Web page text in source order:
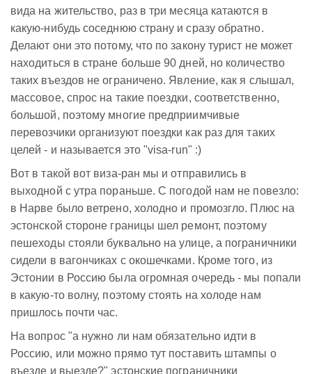
вида на жительство, раз в три месяца катаются в
какую-нибудь соседнюю страну и сразу обратно.
Делают они это потому, что по закону турист не может
находиться в стране больше 90 дней, но количество
таких въездов не ограничено. Явление, как я слышал,
массовое, спрос на такие поездки, соответственно,
большой, поэтому многие предприимчивые
перевозчики организуют поездки как раз для таких
целей - и называется это "visa-run" :)
Вот в такой вот виза-ран мы и отправились в
выходной с утра пораньше. С погодой нам не повезло:
в Нарве было ветрено, холодно и промозгло. Плюс на
эстонской стороне границы шел ремонт, поэтому
пешеходы стояли буквально на улице, а пограничники
сидели в вагончиках с окошечками. Кроме того, из
Эстонии в Россию была огромная очередь - мы попали
в какую-то волну, поэтому стоять на холоде нам
пришлось почти час.
На вопрос "а нужно ли нам обязательно идти в
Россию, или можно прямо тут поставить штампы о
въезде и выезде?" эстонские пограничники